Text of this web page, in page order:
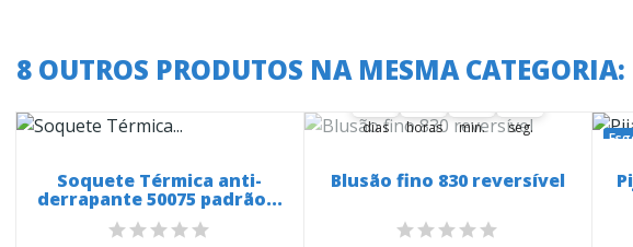
8 OUTROS PRODUTOS NA MESMA CATEGORIA:
Soquete Térmica anti-
derrapante 50075 padrão...
35
35
00
dias
23
23
00
horas
45
45
00
min.
21
22
seg.
Blusão fino 830 reversível